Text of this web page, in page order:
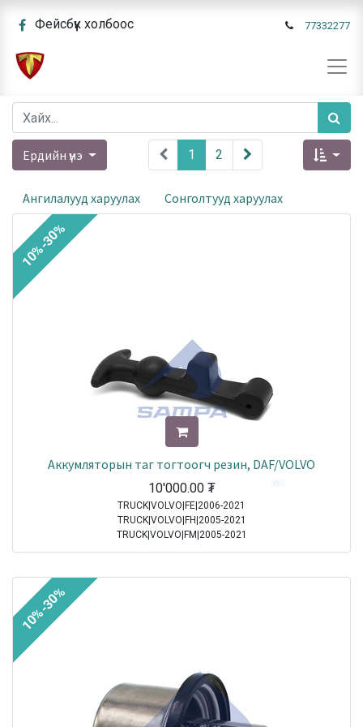
Фейсбүүк холбоос 77332277
Ердийн үнэ 1 2
Ангилалууд харуулах Сонголтууд харуулах
Аккумляторын таг тогтоогч резин, DAF/VOLVO
10'000.00₮
TRUCK|VOLVO|FE|2006-2021
TRUCK|VOLVO|FH|2005-2021
TRUCK|VOLVO|FM|2005-2021
TRUCK|DAF|95XF|1997-2002
TRUCK|DAF|75CF|1998-2000
TRUCK|DAF|XF95|2002-2006
TRUCK|MERCEDES|Atego 2|2004-2021
TRUCK|MERCEDES|Axor 2|2004-2021
10%-30%
10%-30%